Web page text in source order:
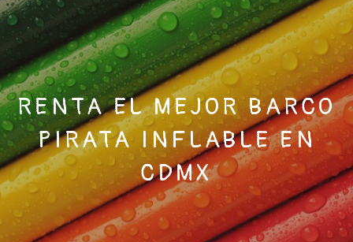
RENTA EL MEJOR BARCO
PIRATA INFLABLE EN
CDMX